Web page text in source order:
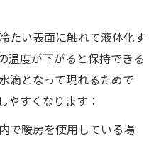
たい表面に触れて液体化す
温度が下がると保持できる
滴となって現れるためで
やすくなります：
で暖房を使用している場